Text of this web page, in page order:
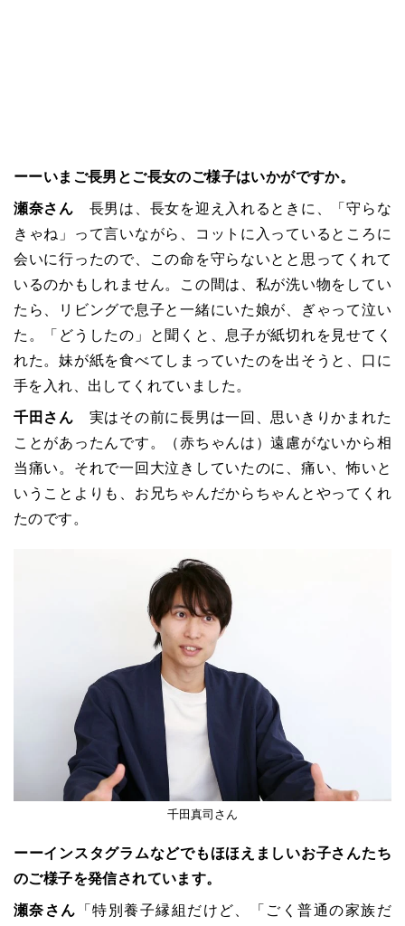
ーーいまご長男とご長女のご様子はいかがですか。
瀬奈さん 長男は、長女を迎え入れるときに、 「守らな
きゃね 」
って言いながら、コットに入っているところに
会いに行ったので、この命を守らないとと思ってくれて
いるのかもしれません。この間は、私が洗い物をしてい
たら、リビングで息子と一緒にいた娘が、ぎゃって泣い
た。
「 どうしたの 」
と聞くと、息子が紙切れを見せてく
れた。妹が紙を食べてしまっていたのを出そうと、口に
手を入れ、出してくれていました。
千田さん 実はその前に長男は一回、思いきりかまれた
ことがあったんです。（赤ちゃんは）遠慮がないから相
当痛い。それで一回大泣きしていたのに、痛い、怖いと
いうことよりも、お兄ちゃんだからちゃんとやってくれ
たのです。
千田真司さん
ーーインスタグラムなどでもほほえましいお子さんたち
のご様子を発信されています。
瀬奈さん 「特別養子縁組だけど、 「 ごく普通の家族だ